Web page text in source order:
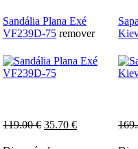
Sandália Plana Exé
VF239D-75 remover
119.00€ O
35.70 €O